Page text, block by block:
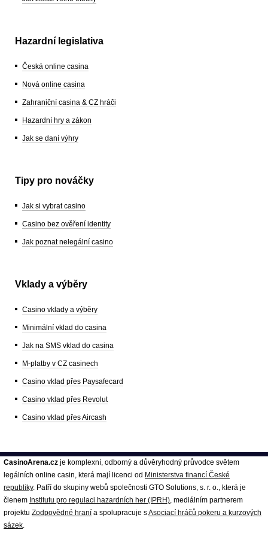
Hazardní legislativa
Česká online casina
Nová online casina
Zahraniční casina & CZ hráči
Hazardní hry a zákon
Jak se daní výhry
Tipy pro nováčky
Jak si vybrat casino
Casino bez ověření identity
Jak poznat nelegální casino
Vklady a výběry
Casino vklady a výběry
Minimální vklad do casina
Jak na SMS vklad do casina
M-platby v CZ casinech
Casino vklad přes Paysafecard
Casino vklad přes Revolut
Casino vklad přes Aircash
CasinoArena.cz je komplexní, odborný a důvěryhodný průvodce světem
legálních online casin, která mají licenci od Ministerstva financí České
republiky. Patří do skupiny webů společnosti GTO Solutions, s. r. o., která je
členem Institutu pro regulaci hazardních her (IPRH), mediálním partnerem
projektu Zodpovědné hraní a spolupracuje sAsociací hráčů pokeru a kurzových
sázek.